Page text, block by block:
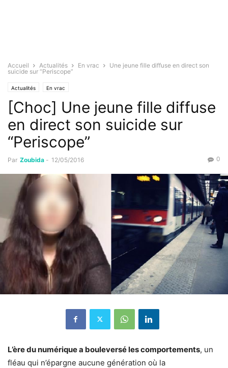
Accueil Actualités En vrac
Une jeune fille diffuse en direct son
suicide sur “Periscope”
Actualités En vrac
[Choc] Une jeune fille diffuse
en direct son suicide sur
“Periscope”
Par Zoubida - 12/05/2016 0
L’ère du numérique a bouleversé les comportements, un
fléau qui n’épargne aucune génération où la